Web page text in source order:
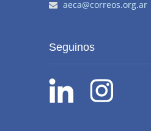
aeca@correos.org.ar
Seguinos